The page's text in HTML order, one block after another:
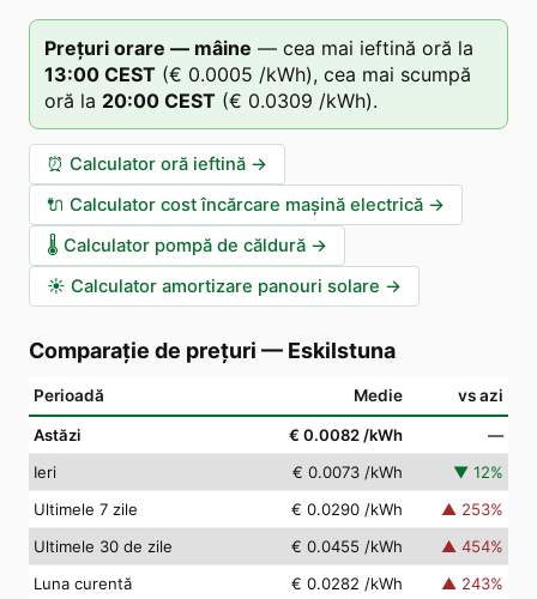
Prețuri orare — mâine — cea mai ieftină oră la
13:00 CEST (€ 0.0005 /kWh), cea mai scumpă
oră la 20:00 CEST (€ 0.0309 /kWh).
⏰ Calculator oră ieftină →
🔌 Calculator cost încărcare mașină electrică →
🌡️ Calculator pompă de căldură →
☀️ Calculator amortizare panouri solare →
Comparație de prețuri — Eskilstuna
Perioadă Medie vs azi
Astăzi € 0.0082 /kWh
—
Ieri
€ 0.0073 /kWh ▼ 12%
Ultimele 7 zile
€ 0.0290 /kWh ▲ 253%
Ultimele 30 de zile
€ 0.0455 /kWh ▲ 454%
Luna curentă
€ 0.0282 /kWh ▲ 243%